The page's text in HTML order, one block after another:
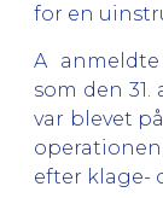
for en
A
som den 31.
var blevet
efter klage-